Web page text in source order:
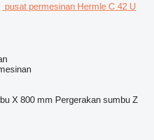
pusat permesinan Hermle C 42 U
X 800 mm Pergerakan sumbu Z